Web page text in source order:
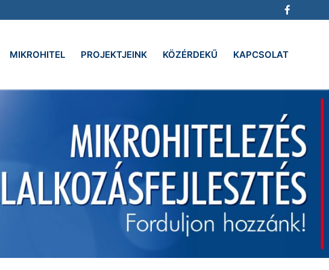
MIKROHITEL PROJEKTJEINK KÖZÉRDEKŰ KAPCSOLAT